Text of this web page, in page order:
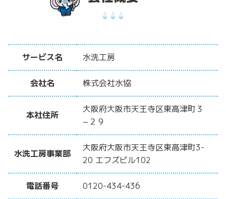
サービス名 水洗工房
会社名 株式会社水協
本社住所
大阪府大阪市天王寺区東高津町３
−２９
水洗工房事業部
大阪府大阪市天王寺区東高津町3-
20 エフズビル102
電話番号 0120-434-436